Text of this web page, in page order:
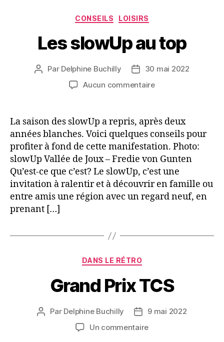
Catégories
CONSEILS LOISIRS
Les slowUp au top
Auteur
Par Delphine Buchilly
Date
de
30 mai 2022
Aucun commentairesur
au
La saison des slowUp a repris, après deux
années blanches. Voici quelques conseils pour
profiter à fond de cette manifestation. Photo:
slowUp Vallée de Joux – Fredie von Gunten
Qu’est-ce que c’est? Le slowUp, c’est une
invitation à ralentir et à découvrir en famille ou
entre amis une région avec un regard neuf, en
prenant […]
Catégories
DANS LE RÉTRO
Grand Prix TCS
Auteur
Par Delphine Buchilly
Date
de
9 mai 2022
Un commentairesur